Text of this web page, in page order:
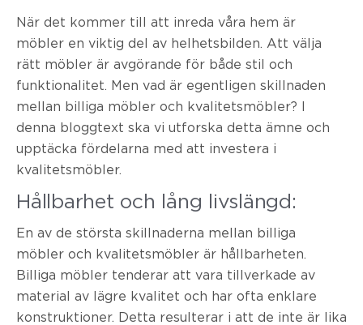
När det kommer till att inreda våra hem är
möbler en viktig del av helhetsbilden. Att välja
rätt möbler är avgörande för både stil och
funktionalitet. Men vad är egentligen skillnaden
mellan billiga möbler och kvalitetsmöbler? I
denna bloggtext ska vi utforska detta ämne och
upptäcka fördelarna med att investera i
kvalitetsmöbler.
Hållbarhet och lång livslängd:
En av de största skillnaderna mellan billiga
möbler och kvalitetsmöbler är hållbarheten.
Billiga möbler tenderar att vara tillverkade av
material av lägre kvalitet och har ofta enklare
konstruktioner. Detta resulterar i att de inte är lika